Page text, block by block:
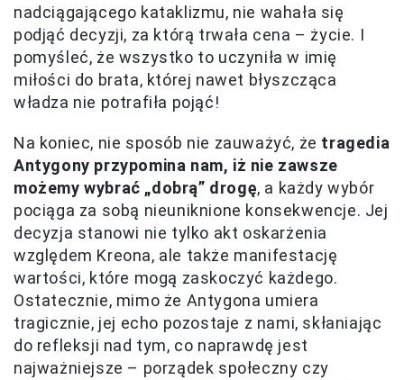
nadciągającego kataklizmu, nie wahała się
podjąć decyzji, za którą trwała cena – życie. I
pomyśleć, że wszystko to uczyniła w imię
miłości do brata, której nawet błyszcząca
władza nie potrafiła pojąć!
Na koniec, nie sposób nie zauważyć, że tragedia
Antygony przypomina nam, iż nie zawsze
możemy wybrać „dobrą” drogę, a każdy wybór
pociąga za sobą nieuniknione konsekwencje. Jej
decyzja stanowi nie tylko akt oskarżenia
względem Kreona, ale także manifestację
wartości, które mogą zaskoczyć każdego.
Ostatecznie, mimo że Antygona umiera
tragicznie, jej echo pozostaje z nami, skłaniając
do refleksji nad tym, co naprawdę jest
najważniejsze – porządek społeczny czy